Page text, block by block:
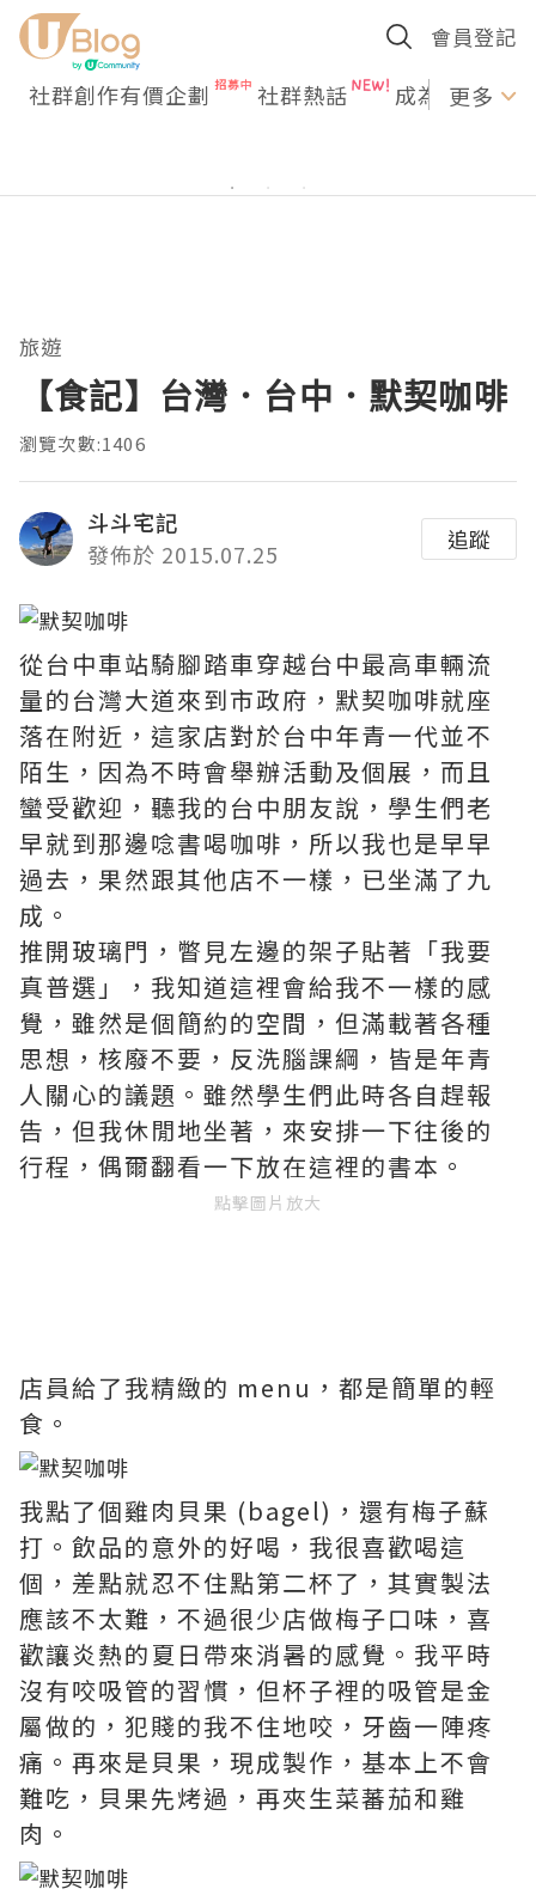
會員登記
社群創作有價企劃 社群熱話 成為U更多
旅遊
【食記】台灣．台中．默契咖啡
瀏覽次數:1406
斗斗宅記
發佈於 2015.07.25
追蹤
從台中車站騎腳踏車穿越台中最高車輛流
量的台灣大道來到市政府，默契咖啡就座
落在附近，這家店對於台中年青一代並不
陌生，因為不時會舉辦活動及個展，而且
蠻受歡迎，聽我的台中朋友說，學生們老
早就到那邊唸書喝咖啡，所以我也是早早
過去，果然跟其他店不一樣，已坐滿了九
成。
推開玻璃門，瞥見左邊的架子貼著「我要
真普選」，我知道這裡會給我不一樣的感
覺，雖然是個簡約的空間，但滿載著各種
思想，核廢不要，反洗腦課綱，皆是年青
人關心的議題。雖然學生們此時各自趕報
告，但我休閒地坐著，來安排一下往後的
行程，偶爾翻看一下放在這裡的書本。
點擊圖片放大
店員給了我精緻的 menu，都是簡單的輕
食。
我點了個雞肉貝果 (bagel)，還有梅子蘇
打。飲品的意外的好喝，我很喜歡喝這
個，差點就忍不住點第二杯了，其實製法
應該不太難，不過很少店做梅子口味，喜
歡讓炎熱的夏日帶來消暑的感覺。我平時
沒有咬吸管的習慣，但杯子裡的吸管是金
屬做的，犯賤的我不住地咬，牙齒一陣疼
痛。再來是貝果，現成製作，基本上不會
難吃，貝果先烤過，再夾生菜蕃茄和雞
肉。